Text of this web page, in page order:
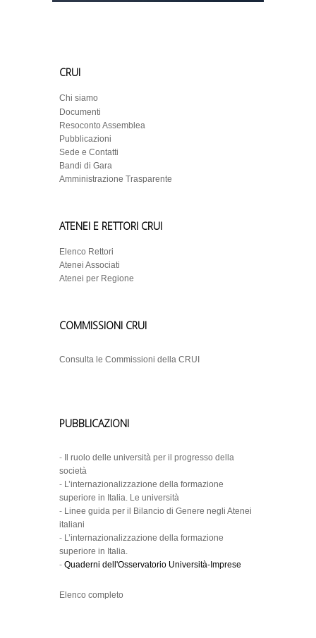
CRUI
Chi siamo
Documenti
Resoconto Assemblea
Pubblicazioni
Sede e Contatti
Bandi di Gara
Amministrazione Trasparente
ATENEI E RETTORI CRUI
Elenco Rettori
Atenei Associati
Atenei per Regione
COMMISSIONI CRUI
Consulta le Commissioni della CRUI
PUBBLICAZIONI
-
Il ruolo delle università per il progresso della
società
- L’internazionalizzazione della formazione
superiore in Italia. Le università
- Linee guida per il Bilancio di Genere negli Atenei
italiani
- L’internazionalizzazione della formazione
superiore in Italia.
- Quaderni dell'Osservatorio Università-Imprese
Elenco completo